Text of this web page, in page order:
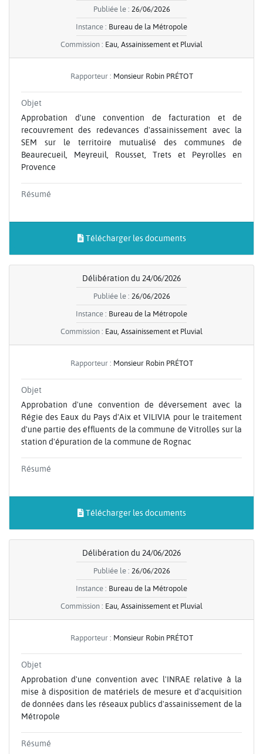
Publiée le : 26/06/2026
Instance : Bureau de la Métropole
Commission : Eau, Assainissement et Pluvial
Rapporteur : Monsieur Robin PRÉTOT
Objet
Approbation d'une convention de facturation et de
recouvrement des redevances d'assainissement avec la
SEM sur le territoire mutualisé des communes de
Beaurecueil, Meyreuil, Rousset, Trets et Peyrolles en
Provence
Résumé
Télécharger les documents
Délibération du 24/06/2026
Publiée le : 26/06/2026
Instance : Bureau de la Métropole
Commission : Eau, Assainissement et Pluvial
Rapporteur : Monsieur Robin PRÉTOT
Objet
Approbation d'une convention de déversement avec la
Régie des Eaux du Pays d'Aix et VILIVIA pour le traitement
d'une partie des effluents de la commune de Vitrolles sur la
station d'épuration de la commune de Rognac
Résumé
Télécharger les documents
Délibération du 24/06/2026
Publiée le : 26/06/2026
Instance : Bureau de la Métropole
Commission : Eau, Assainissement et Pluvial
Rapporteur : Monsieur Robin PRÉTOT
Objet
Approbation d'une convention avec l'INRAE relative à la
mise à disposition de matériels de mesure et d'acquisition
de données dans les réseaux publics d'assainissement de la
Métropole
Résumé